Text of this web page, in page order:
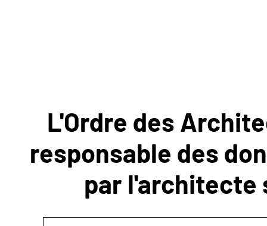
NOUS
CONTACTER
L'Ordre des
responsable des
par l'architecte